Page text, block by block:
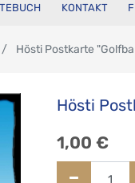
KONTAKT
Hösti Postkarte
Hösti
1,00 €